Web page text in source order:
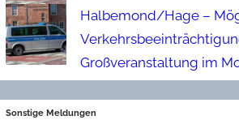
Halbemond/Hage –
Großveranstaltung im
Sonstige Meldungen